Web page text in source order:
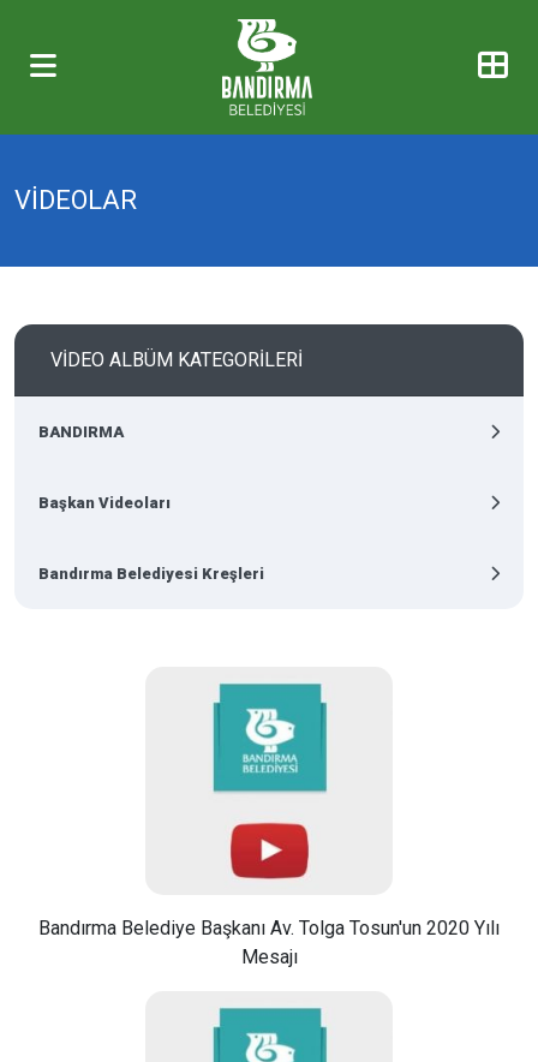
VİDEOLAR
VİDEO ALBÜM KATEGORİLERİ
BANDIRMA
Başkan Videoları
Bandırma Belediyesi Kreşleri
Bandırma Belediye Başkanı Av. Tolga Tosun'un 2020 Yılı
Mesajı